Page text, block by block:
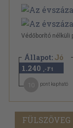
Védőborító nélküli
Állapot: Jó
1.240 ,-Ft
pont kapható
FÜLSZÖVEG